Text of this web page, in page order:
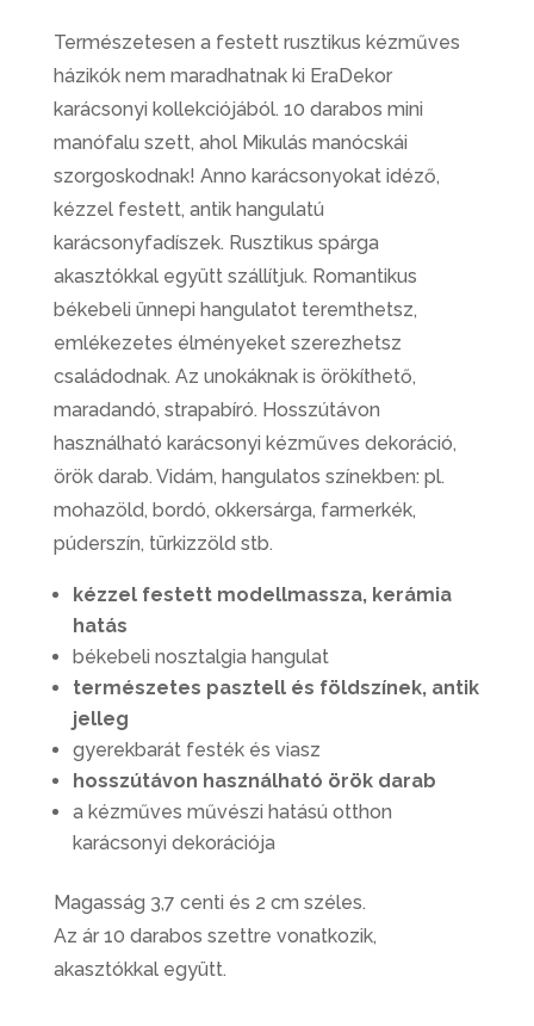
Természetesen a festett rusztikus kézműves
házikók nem maradhatnak ki EraDekor
karácsonyi kollekciójából. 10 darabos mini
manófalu szett, ahol Mikulás manócskái
szorgoskodnak! Anno karácsonyokat idéző,
kézzel festett, antik hangulatú
karácsonyfadíszek. Rusztikus spárga
akasztókkal együtt szállítjuk. Romantikus
békebeli ünnepi hangulatot teremthetsz,
emlékezetes élményeket szerezhetsz
családodnak. Az unokáknak is örökíthető,
maradandó, strapabíró. Hosszútávon
használható karácsonyi kézműves dekoráció,
örök darab. Vidám, hangulatos színekben: pl.
mohazöld, bordó, okkersárga, farmerkék,
púderszín, türkizzöld stb.
kézzel festett modellmassza, kerámia
hatás
békebeli nosztalgia hangulat
természetes pasztell és földszínek, antik
jelleg
gyerekbarát festék és viasz
hosszútávon használható örök darab
a kézműves művészi hatású otthon
karácsonyi dekorációja
Magasság 3,7 centi és 2 cm széles.
Az ár 10 darabos szettre vonatkozik,
akasztókkal együtt.